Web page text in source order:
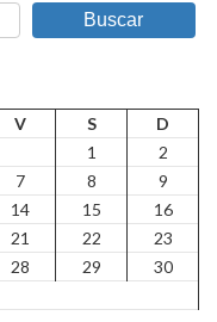
Buscar
V S
D
1
2
7 8
9
14 15
16
21 22
23
28 29
30